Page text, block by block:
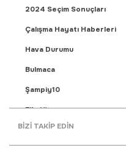
2024 Seçim Sonuçları
Çalışma Hayatı Haberleri
Hava Durumu
Bulmaca
Şampiy10
Fikstür
Puan Durumu
BİZİ TAKİP EDİN